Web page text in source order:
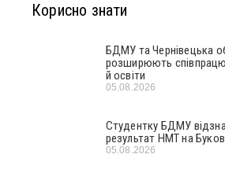
Корисно знати
БДМУ та Чернівецька
розширюють
й освіти
05.08.2026
Студентку БДМУ
результат НМТ на
05.08.2026